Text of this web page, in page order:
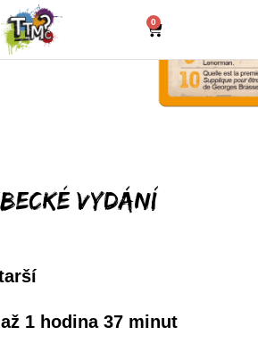
0
vydání
1 hodina 37 minut